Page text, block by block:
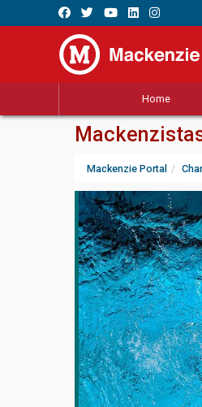
Home
Mackenzie Portal